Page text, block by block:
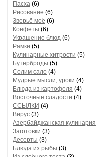
Пасха (6)
Рисование (6)
Зверьё моё (6)
Конфеты (6)
Украшение блюд (6)
Рамки (5)
Кулинарные хитрости (5)
Бутерброды (5)
Солим сало (4)
Мудрые мысли, уроки (4)
Блюда из картофеля (4)
Восточные сладости (4)
ССЫЛКИ (4)
Вирус (3)
Азербайджанская кулинария
Заготовки (3)
Десерты (3)
Блюда из рыбы (3)